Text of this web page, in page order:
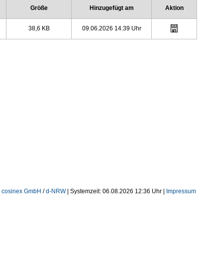
Größe Hinzugefügt am Aktion
38,6 KB 09.06.2026 14:39 Uhr
cosinex GmbH /d-NRW | Systemzeit: 06.08.2026 12:36 Uhr | Impressum